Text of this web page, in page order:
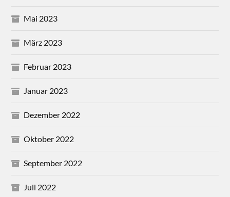
Mai 2023
März 2023
Februar 2023
Januar 2023
Dezember 2022
Oktober 2022
September 2022
Juli 2022